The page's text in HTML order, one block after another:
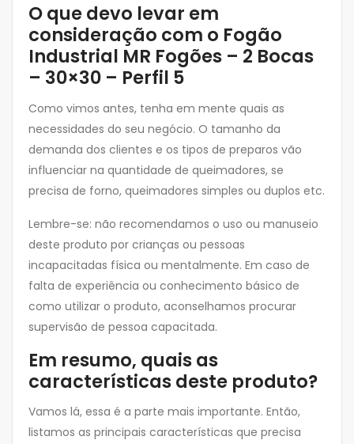
O que devo levar em
consideração com o Fogão
Industrial MR Fogões – 2 Bocas
– 30×30 – Perfil 5
Como vimos antes, tenha em mente quais as
necessidades do seu negócio. O tamanho da
demanda dos clientes e os tipos de preparos vão
influenciar na quantidade de queimadores, se
precisa de forno, queimadores simples ou duplos etc.
Lembre-se: não recomendamos o uso ou manuseio
deste produto por crianças ou pessoas
incapacitadas física ou mentalmente. Em caso de
falta de experiência ou conhecimento básico de
como utilizar o produto, aconselhamos procurar
supervisão de pessoa capacitada.
Em resumo, quais as
características deste produto?
Vamos lá, essa é a parte mais importante. Então,
listamos as principais características que precisa